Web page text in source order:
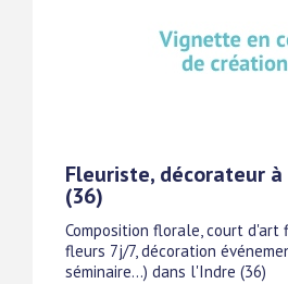
Fleuriste, décorateur
(36)
Composition florale, court d'art
fleurs 7j/7, décoration
séminaire...) dans l'Indre (36)